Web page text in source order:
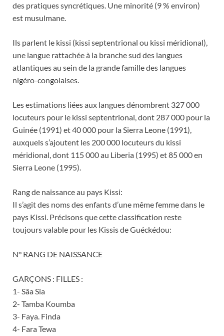
des pratiques syncrétiques. Une minorité (9 % environ)
est musulmane.
Ils parlent le kissi (kissi septentrional ou kissi méridional),
une langue rattachée à la branche sud des langues
atlantiques au sein de la grande famille des langues
nigéro-congolaises.
Les estimations liées aux langues dénombrent 327 000
locuteurs pour le kissi septentrional, dont 287 000 pour la
Guinée (1991) et 40 000 pour la Sierra Leone (1991),
auxquels s’ajoutent les 200 000 locuteurs du kissi
méridional, dont 115 000 au Liberia (1995) et 85 000 en
Sierra Leone (1995).
Rang de naissance au pays Kissi:
Il s’agit des noms des enfants d’une même femme dans le
pays Kissi. Précisons que cette classification reste
toujours valable pour les Kissis de Guéckédou:
N° RANG DE NAISSANCE
GARÇONS : FILLES :
1- Sâa Sia
2- Tamba Koumba
3- Faya. Finda
4- Fara Tewa